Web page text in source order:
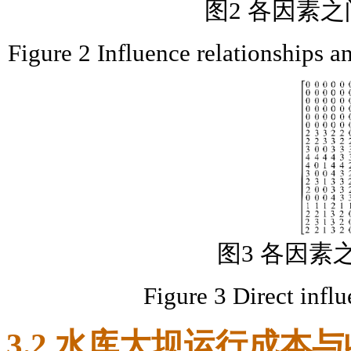
图2 各因素
Figure 2 Influence relationships
图3 各因素
Figure 3 Direct